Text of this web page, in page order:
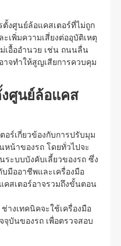
งศูนย์ล้อแคสเตอร์ที่ไม่ถูก
เพิ่มความเสี่ยงต่ออุบัติเหตุ
เอื้ออำนวย เช่น ถนนลื่น
จทำให้สูญเสียการควบคุม
ศูนย์ล้อแคส
อร์เกี่ยวข้องกับการปรับมุม
น้าของรถ โดยทั่วไปจะ
ะบบบังคับเลี้ยวของรถ ซึ่ง
มืออาชีพและเครื่องมือ
คสเตอร์อาจรวมถึงขั้นตอน
งเทคนิคจะใช้เครื่องมือ
จุบันของรถ เพื่อตรวจสอบ